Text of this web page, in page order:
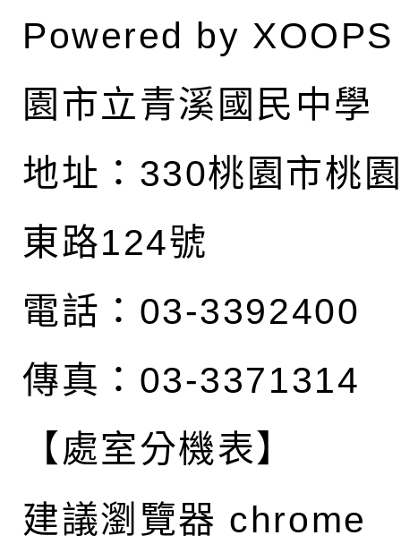
Powered by XOOPS
園市立青溪國民中學
地址： 330桃園市桃
東路124號
電話：03-3392400
傳真：03-3371314
【處室分機表】
建議瀏覽器 chrome